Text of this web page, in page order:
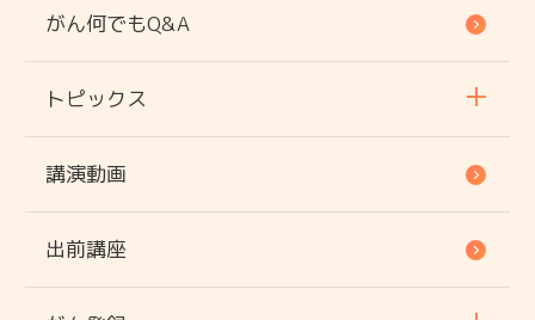
がん何でもQ&A
トピックス
講演動画
出前講座